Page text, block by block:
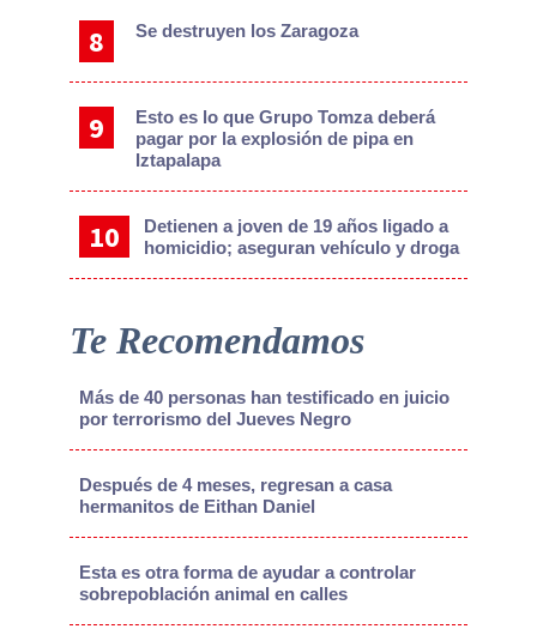
Se destruyen los Zaragoza
Esto es lo que Grupo Tomza deberá
pagar por la explosión de pipa en
Iztapalapa
Detienen a joven de 19 años ligado a
homicidio; aseguran vehículo y droga
Te Recomendamos
Más de 40 personas han testificado en juicio
por terrorismo del Jueves Negro
Después de 4 meses, regresan a casa
hermanitos de Eithan Daniel
Esta es otra forma de ayudar a controlar
sobrepoblación animal en calles